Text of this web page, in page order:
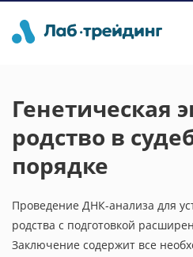
Генетическая
родство в
порядке
Проведение ДНК-анализа для
родства с подготовкой
Заключение содержит все